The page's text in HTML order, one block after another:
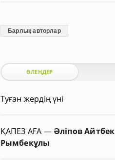
Барлық авторлар
ӨЛЕҢДЕР
Туған жердің үні
ҚАПЕЗ АҒА — Әліпов Айтбек
Рымбекұлы